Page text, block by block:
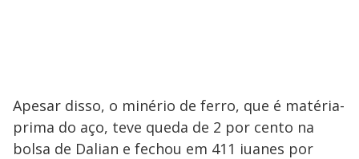
Apesar disso, o minério de ferro, que é matéria-
prima do aço, teve queda de 2 por cento na
bolsa de Dalian e fechou em 411 iuanes por